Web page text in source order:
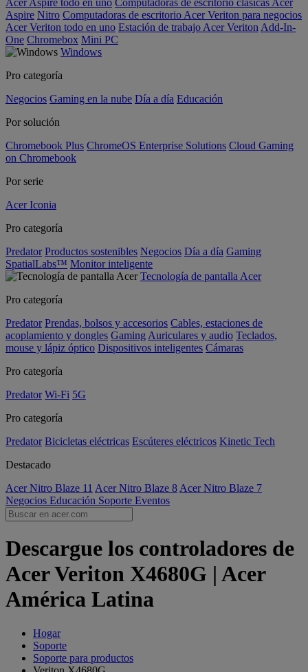
Acer Aspire todo en uno Computadoras de escritorio clásicas Acer
Aspire Nitro Computadoras de escritorio Acer Veriton para negocios
Acer Veriton todo en uno Estación de trabajo Acer Veriton Add-In-
One Chromebox Mini PC
Windows
Pro categoría
Negocios Gaming en la nube Día a día Educación
Por solución
Chromebook Plus ChromeOS Enterprise Solutions Cloud Gaming
on Chromebook
Por serie
Acer Iconia
Pro categoría
Predator Productos sostenibles Negocios Día a día Gaming
SpatialLabs™ Monitor inteligente
Tecnología de pantalla Acer
Pro categoría
Predator Prendas, bolsos y accesorios Cables, estaciones de
acoplamiento y dongles Gaming Auriculares y audio Teclados,
mouse y lápiz óptico Dispositivos inteligentes Cámaras
Pro categoría
Predator Wi-Fi 5G
Pro categoría
Predator Bicicletas eléctricas Escúteres eléctricos Kinetic Tech
Destacado
Acer Nitro Blaze 11 Acer Nitro Blaze 8 Acer Nitro Blaze 7
Negocios Educación Soporte Eventos
Descargue los controladores de
Acer Veriton X4680G | Acer
América Latina
Hogar
Soporte
Soporte para productos